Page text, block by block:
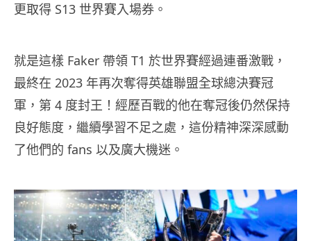
更取得 S13 世界賽入場券。
就是這樣 Faker 帶領 T1 於世界賽經過連番激戰，
最終在 2023 年再次奪得英雄聯盟全球總決賽冠
軍，第 4 度封王！經歷百戰的他在奪冠後仍然保持
良好態度，繼續學習不足之處，這份精神深深感動
了他們的 fans 以及廣大機迷。